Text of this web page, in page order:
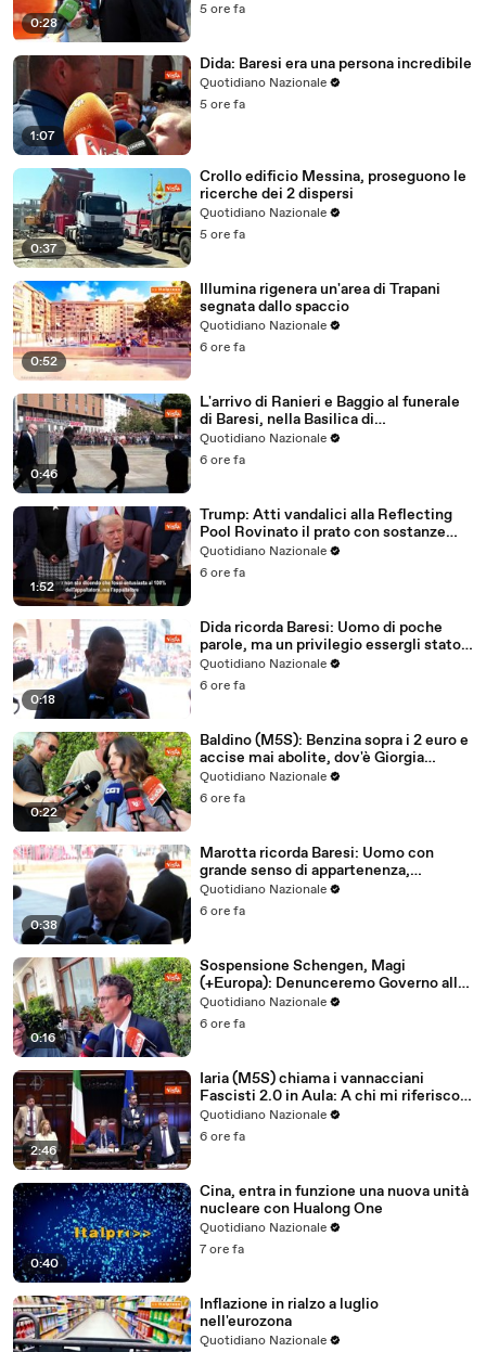
0:28
5 ore fa
1:07
Dida: Baresi era una persona incredibile
Quotidiano Nazionale
5 ore fa
0:37
Crollo edificio Messina, proseguono le
ricerche dei 2 dispersi
Quotidiano Nazionale
5 ore fa
0:52
Illumina rigenera un'area di Trapani
segnata dallo spaccio
Quotidiano Nazionale
6 ore fa
0:46
L'arrivo di Ranieri e Baggio al funerale
di Baresi, nella Basilica di
Sant'Ambrogio a Milano
Quotidiano Nazionale
6 ore fa
1:52
Trump: Atti vandalici alla Reflecting
Pool Rovinato il prato con sostanze
chimiche
Quotidiano Nazionale
6 ore fa
0:18
Dida ricorda Baresi: Uomo di poche
parole, ma un privilegio essergli stato
accanto
Quotidiano Nazionale
6 ore fa
0:22
Baldino (M5S): Benzina sopra i 2 euro e
accise mai abolite, dov'è Giorgia
Meloni?
Quotidiano Nazionale
6 ore fa
0:38
Marotta ricorda Baresi: Uomo con
grande senso di appartenenza,
esempio per nostri giovani calciatori
Quotidiano Nazionale
6 ore fa
0:16
Sospensione Schengen, Magi
(+Europa): Denunceremo Governo alla
Commissione Europea
Quotidiano Nazionale
6 ore fa
2:46
Iaria (M5S) chiama i vannacciani
Fascisti 2.0 in Aula: A chi mi riferisco?
In generale al Generale
Quotidiano Nazionale
6 ore fa
0:40
Cina, entra in funzione una nuova unità
nucleare con Hualong One
Quotidiano Nazionale
7 ore fa
Inflazione in rialzo a luglio
nell'eurozona
Quotidiano Nazionale